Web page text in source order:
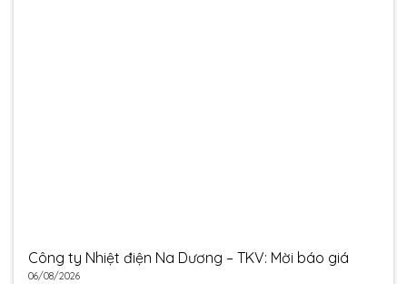
Công ty Nhiệt điện Na Dương – TKV: Mời báo giá
06/08/2026